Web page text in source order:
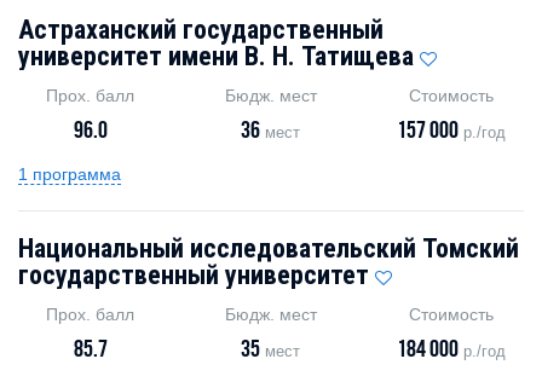
Астраханский государственный
университет имени В. Н. Татищева
Прох. балл
96.0
Бюдж. мест
36 мест
Стоимость
157 000 р./год
1 программа
Национальный исследовательский Томский
государственный университет
Прох. балл
85.7
Бюдж. мест
35 мест
Стоимость
184 000 р./год